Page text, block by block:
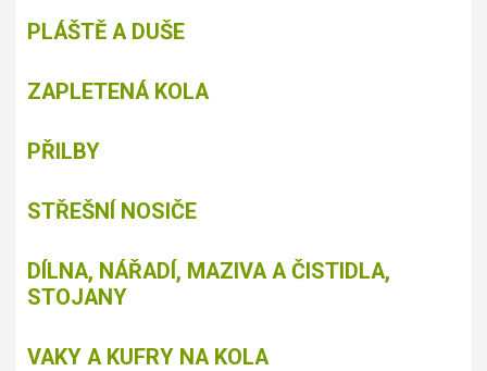
PLÁŠTĚ A DUŠE
ZAPLETENÁ KOLA
PŘILBY
STŘEŠNÍ NOSIČE
DÍLNA, NÁŘADÍ, MAZIVA A ČISTIDLA,
STOJANY
VAKY A KUFRY NA KOLA